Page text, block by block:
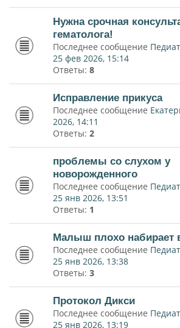
Нужна срочная
гематолога!
Последнее сообщение
25 фев 2026, 15:14
Ответы: 8
Исправление прикуса
Последнее сообщение
2026, 14:11
Ответы: 2
проблемы со слухом у
новорожденного
Последнее сообщение
25 янв 2026, 13:51
Ответы: 1
Малыш плохо набирает
Последнее сообщение
25 янв 2026, 13:38
Ответы: 3
Протокол Дикси
Последнее сообщение
25 янв 2026, 13:19